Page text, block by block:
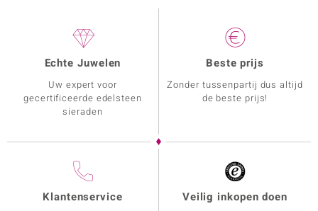
Echte Juwelen
Uw expert voor
gecertificeerde edelsteen
sieraden
Beste prijs
Zonder tussenpartij dus altijd
de beste prijs!
Klantenservice Veilig inkopen doen